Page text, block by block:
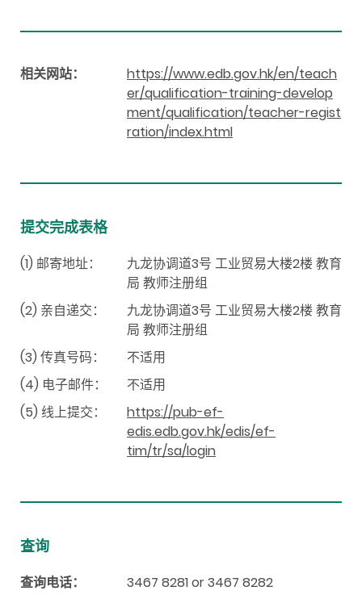
相关网站：
https://www.edb.gov.hk/en/teach
er/qualification-training-develop
ment/qualification/teacher-regist
ration/index.html
提交完成表格
(1) 邮寄地址：
九龙协调道3号 工业贸易大楼2楼 教育
局 教师注册组
(2) 亲自递交：
九龙协调道3号 工业贸易大楼2楼 教育
局 教师注册组
(3) 传真号码：
不适用
(4) 电子邮件：
不适用
(5) 线上提交：
https://pub-ef-
edis.edb.gov.hk/edis/ef-
tim/tr/sa/login
查询
查询电话：
3467 8281 or 3467 8282